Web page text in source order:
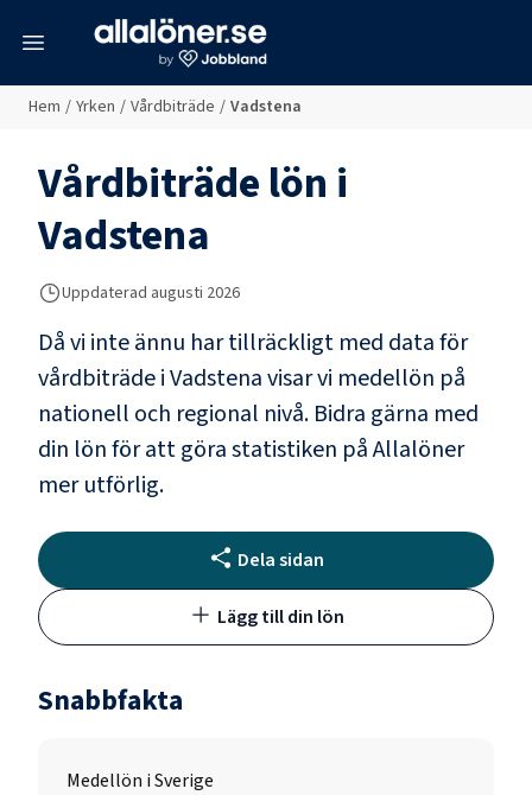
Hem / Yrken / Vårdbiträde / Vadstena
Vårdbiträdelön i
Vadstena
Uppdaterad augusti 2026
Då vi inte ännu har tillräckligt med data för
vårdbiträdeiVadstenavisar vi medellön på
nationell och regional nivå. Bidra gärna med
din lön för att göra statistiken på Allalöner
mer utförlig.
Dela sidan
Lägg till din lön
Snabbfakta
Medellön i Sverige